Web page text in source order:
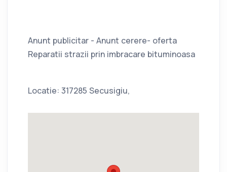
Anunt publicitar - Anunt cerere- oferta
Reparatii strazii prin imbracare bituminoasa
Locatie: 317285 Secusigiu,